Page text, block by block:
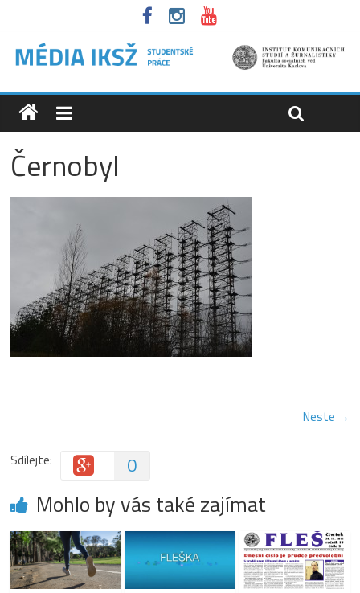
Černobyl
Neste →
Sdílejte: 0
Mohlo by vás také zajímat